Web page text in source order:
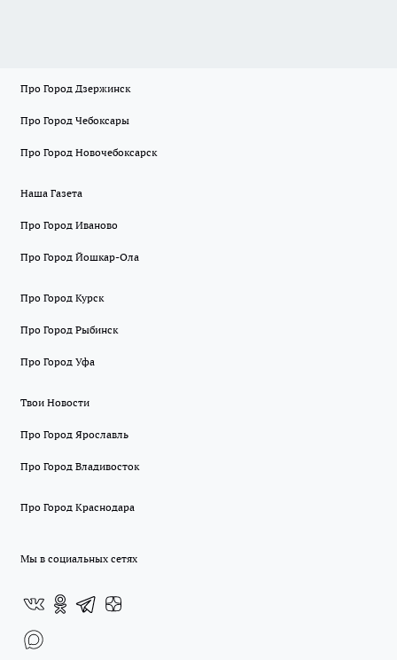
Про Город Дзержинск
Про Город Чебоксары
Про Город Новочебоксарск
Наша Газета
Про Город Иваново
Про Город Йошкар-Ола
Про Город Курск
Про Город Рыбинск
Про Город Уфа
Твои Новости
Про Город Ярославль
Про Город Владивосток
Про Город Краснодара
Мы в социальных сетях